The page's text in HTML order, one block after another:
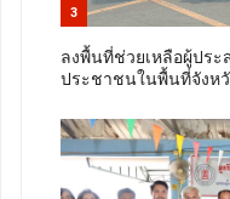
3
ลงพื้นที่ช่วยเหลือผู้ประ
ประชาชนในพื้นที่จังห